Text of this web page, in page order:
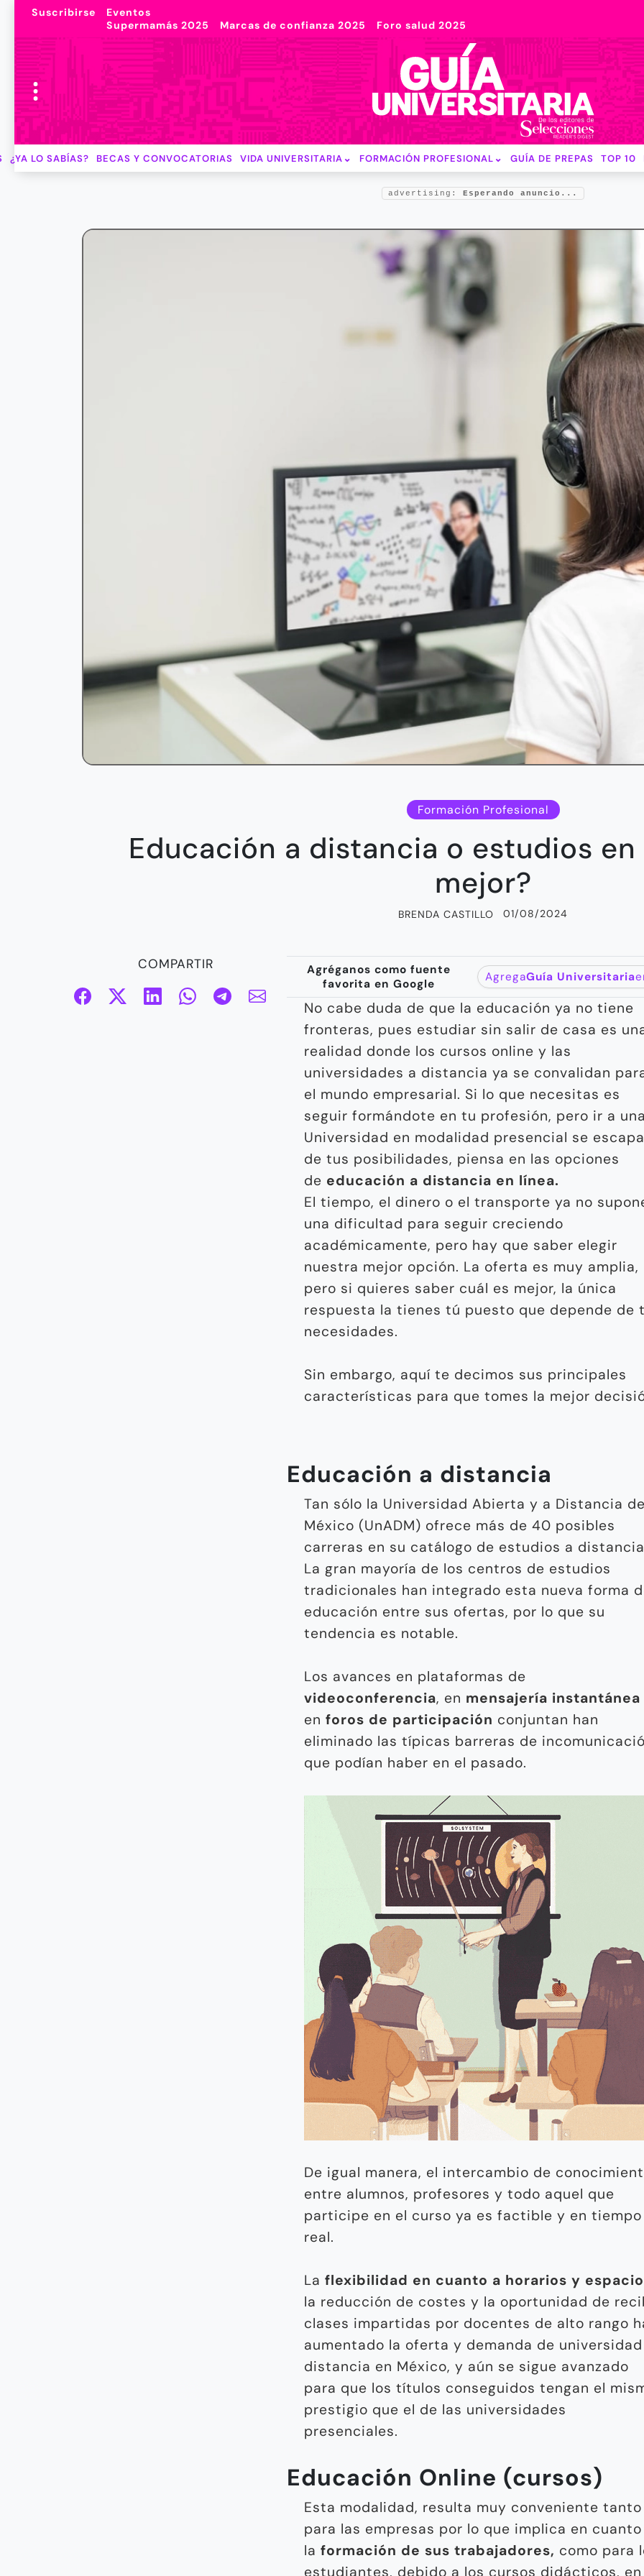
Suscribirse
Eventos
Supermamás 2025
Marcas de confianza 2025 Foro salud 2025
¿YA LO SABÍAS? BECAS Y CONVOCATORIAS VIDA UNIVERSITARIA FORMACIÓN PROFESIONAL GUÍA DE PREPAS TOP 10
advertising: Esperando anuncio...
Formación Profesional
Educación a distancia o estudios en
mejor?
BRENDA CASTILLO 01/08/2024
COMPARTIR
Agréganos como fuente
favorita en Google
AgregaGuía Universitaria
No cabe duda de que la educación ya no tiene
fronteras, pues estudiar sin salir de casa es
realidad donde los cursos online y las
universidades a distancia ya se convalidan
el mundo empresarial. Si lo que necesitas es
seguir formándote en tu profesión, pero ir a
Universidad en modalidad presencial se escapa
de tus posibilidades, piensa en las opciones
de educación a distancia en línea.
El tiempo, el dinero o el transporte ya no
una dificultad para seguir creciendo
académicamente, pero hay que saber elegir
nuestra mejor opción. La oferta es muy amplia,
pero si quieres saber cuál es mejor, la única
respuesta la tienes tú puesto que depende de
necesidades.
Sin embargo, aquí te decimos sus principales
características para que tomes la mejor
Educación a distancia
Tan sólo la Universidad Abierta y a Distancia
México (UnADM) ofrece más de 40 posibles
carreras en su catálogo de estudios a
La gran mayoría de los centros de estudios
tradicionales han integrado esta nueva forma
educación entre sus ofertas, por lo que su
tendencia es notable.
Los avances en plataformas de
videoconferencia, en mensajería instantánea
en foros de participación conjuntan han
eliminado las típicas barreras de
que podían haber en el pasado.
De igual manera, el intercambio de
entre alumnos, profesores y todo aquel que
participe en el curso ya es factible y en tiempo
real.
La flexibilidad en cuanto a horarios y
la reducción de costes y la oportunidad de
clases impartidas por docentes de alto rango
aumentado la oferta y demanda de
distancia en México, y aún se sigue avanzado
para que los títulos conseguidos tengan el
prestigio que el de las universidades
presenciales.
Educación Online (cursos)
Esta modalidad, resulta muy conveniente tanto
para las empresas por lo que implica en
la formación de sus trabajadores, como para
estudiantes, debido a los cursos didácticos, en